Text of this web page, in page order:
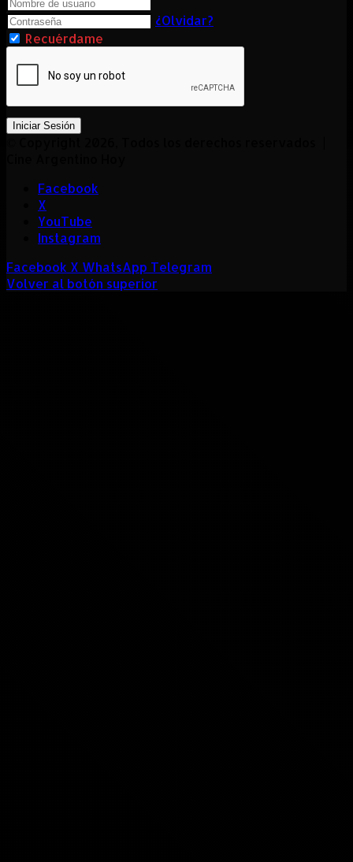
¿Olvidar?
Recuérdame
Iniciar Sesión
Facebook
X
YouTube
Instagram
Facebook X WhatsApp Telegram
Volver al botón superior